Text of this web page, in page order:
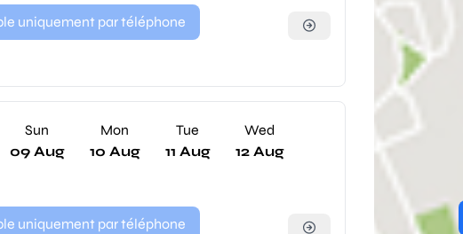
uniquement par téléphone
Sun
09 Aug
Mon
10 Aug
Tue
11 Aug
Wed
12 Aug
uniquement par téléphone